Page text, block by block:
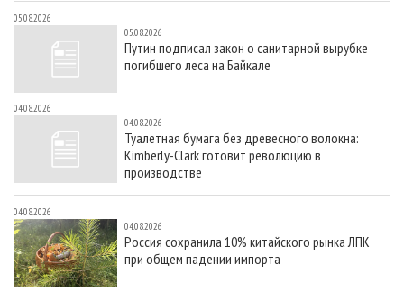
05.08.2026
05.08.2026
Путин подписал закон о санитарной вырубке
погибшего леса на Байкале
04.08.2026
04.08.2026
Туалетная бумага без древесного волокна:
Kimberly-Clark готовит революцию в
производстве
04.08.2026
04.08.2026
Россия сохранила 10% китайского рынка ЛПК
при общем падении импорта